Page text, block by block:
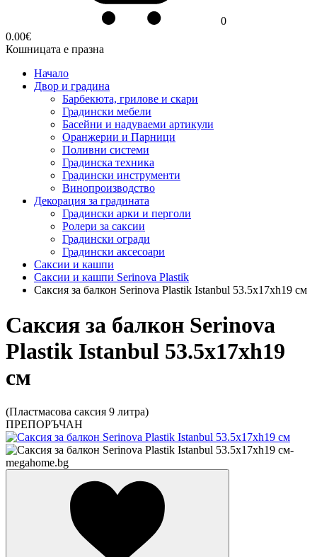
0
0.00€
Кошницата е празна
Начало
Двор и градина
Барбекюта, грилове и скари
Градински мебели
Басейни и надуваеми артикули
Оранжерии и Парници
Поливни системи
Градинска техника
Градински инструменти
Винопроизводство
Декорация за градината
Градински арки и перголи
Ролери за саксии
Градински огради
Градински аксесоари
Саксии и кашпи
Саксии и кашпи Serinova Plastik
Саксия за балкон Serinova Plastik Istanbul 53.5x17xh19 см
Саксия за балкон Serinova
Plastik Istanbul 53.5x17xh19
см
(Пластмасова саксия 9 литра)
ПРЕПОРЪЧАН